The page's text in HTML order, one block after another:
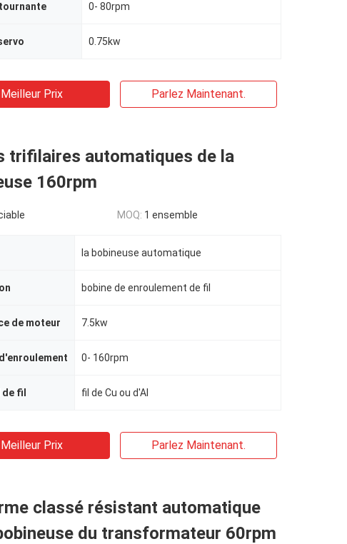
0- 80rpm
0.75kw
Meilleur Prix Parlez Maintenant.
trifilaires automatiques de la
160rpm
MOQ: 1 ensemble
la bobineuse automatique
bobine de enroulement de fil
de moteur 7.5kw
0- 160rpm
fil fil de Cu ou d'Al
Meilleur Prix Parlez Maintenant.
classé résistant automatique
du transformateur 60rpm